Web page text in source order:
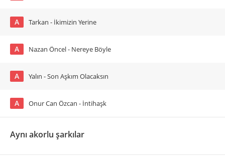
A Tarkan - İkimizin Yerine
A Nazan Öncel - Nereye Böyle
A Yalın - Son Aşkım Olacaksın
A Onur Can Özcan - İntihaşk
Aynı akorlu şarkılar